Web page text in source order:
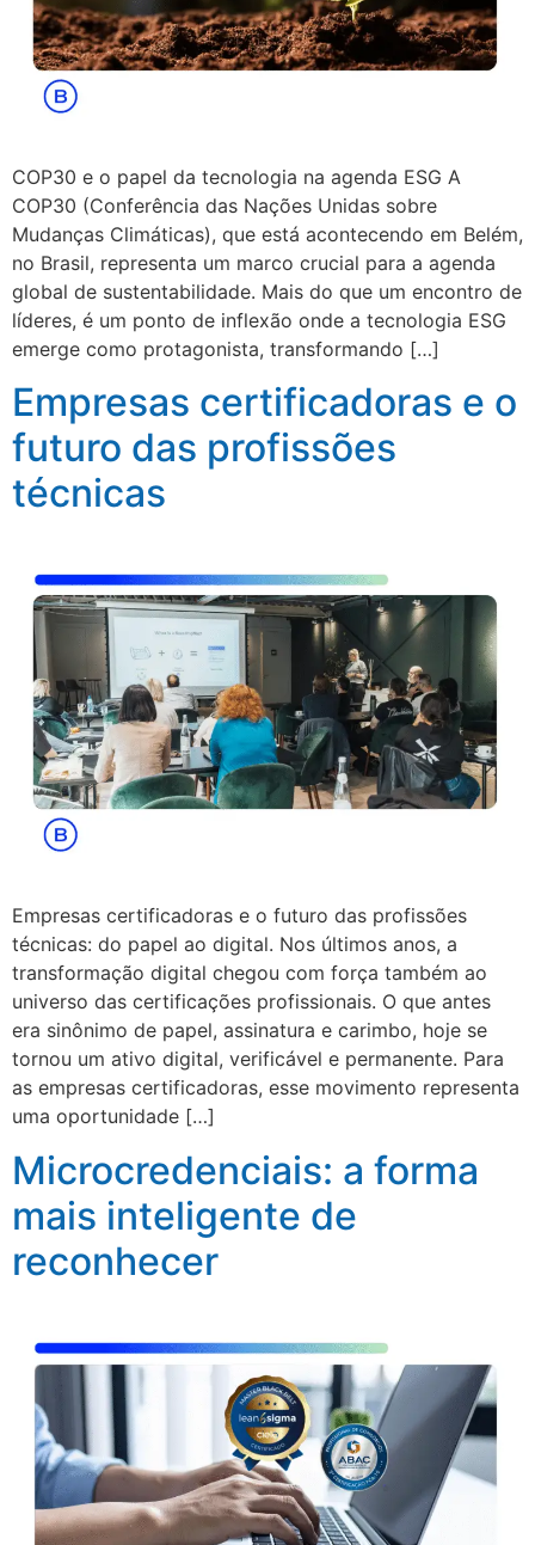
COP30 e o papel da tecnologia na agenda ESG A
COP30 (Conferência das Nações Unidas sobre
Mudanças Climáticas), que está acontecendo em Belém,
no Brasil, representa um marco crucial para a agenda
global de sustentabilidade. Mais do que um encontro de
líderes, é um ponto de inflexão onde a tecnologia ESG
emerge como protagonista, transformando […]
Empresas certificadoras e o
futuro das profissões
técnicas
Empresas certificadoras e o futuro das profissões
técnicas: do papel ao digital. Nos últimos anos, a
transformação digital chegou com força também ao
universo das certificações profissionais. O que antes
era sinônimo de papel, assinatura e carimbo, hoje se
tornou um ativo digital, verificável e permanente. Para
as empresas certificadoras, esse movimento representa
uma oportunidade […]
Microcredenciais: a forma
mais inteligente de
reconhecer